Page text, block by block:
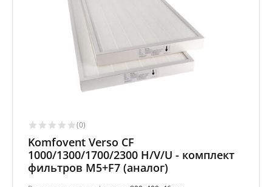
(0)
Komfovent Verso CF
1000/1300/1700/2300 H/V/U - комплект
фильтров M5+F7 (аналог)